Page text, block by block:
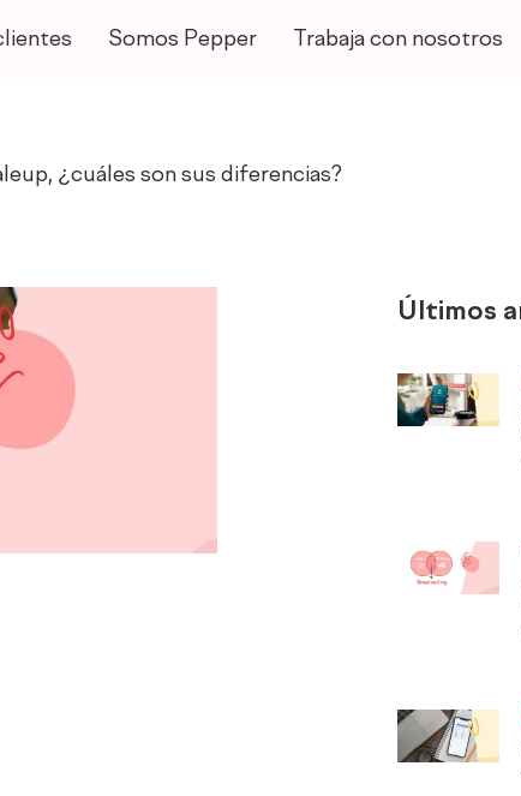
Somos Pepper Trabaja con nosotros
¿cuáles son sus diferencias?
Últimos